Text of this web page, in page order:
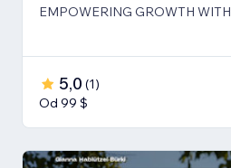
5,0 (1)
Od 99 $